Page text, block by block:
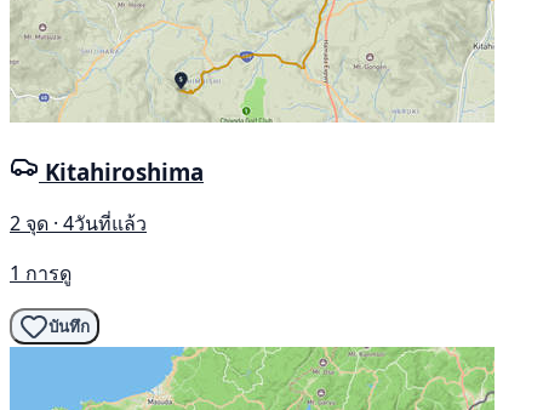
Kitahiroshima
2 จุด · 4วันที่แล้ว
1 การดู
บันทึก